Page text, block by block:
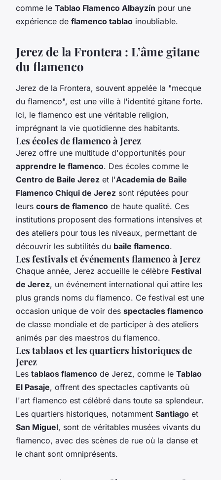
comme le Tablao Flamenco Albayzín pour une
expérience de flamenco tablao inoubliable.
Jerez de la Frontera : L’âme gitane
du flamenco
Jerez de la Frontera, souvent appelée la "mecque
du flamenco", est une ville à l'identité gitane forte.
Ici, le flamenco est une véritable religion,
imprégnant la vie quotidienne des habitants.
Les écoles de flamenco à Jerez
Jerez offre une multitude d'opportunités pour
apprendre le flamenco. Des écoles comme le
Centro de Baile Jerez et l'Academia de Baile
Flamenco Chiqui de Jerez sont réputées pour
leurs cours de flamenco de haute qualité. Ces
institutions proposent des formations intensives et
des ateliers pour tous les niveaux, permettant de
découvrir les subtilités du baile flamenco.
Les festivals et événements flamenco à Jerez
Chaque année, Jerez accueille le célèbre Festival
de Jerez, un événement international qui attire les
plus grands noms du flamenco. Ce festival est une
occasion unique de voir des spectacles flamenco
de classe mondiale et de participer à des ateliers
animés par des maestros du flamenco.
Les tablaos et les quartiers historiques de
Jerez
Les tablaos flamenco de Jerez, comme le Tablao
El Pasaje, offrent des spectacles captivants où
l'art flamenco est célébré dans toute sa splendeur.
Les quartiers historiques, notamment Santiago et
San Miguel, sont de véritables musées vivants du
flamenco, avec des scènes de rue où la danse et
le chant sont omniprésents.